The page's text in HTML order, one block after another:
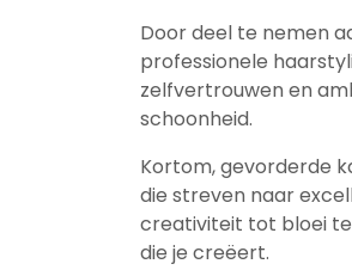
Door deel te nemen
professionele
zelfvertrouwen en
schoonheid.
Kortom, gevorderde
die streven naar
creativiteit tot bloei
die je creëert.